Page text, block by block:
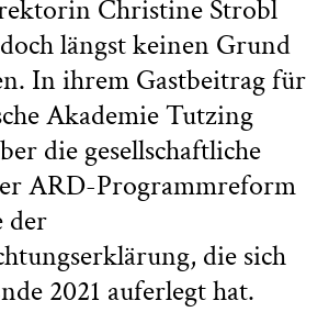
Christine Strobl
längst keinen Grund
In ihrem Gastbeitrag für
Akademie Tutzing
die gesellschaftliche
ARD-Programmreform
der
die sich
2021 auferlegt hat.